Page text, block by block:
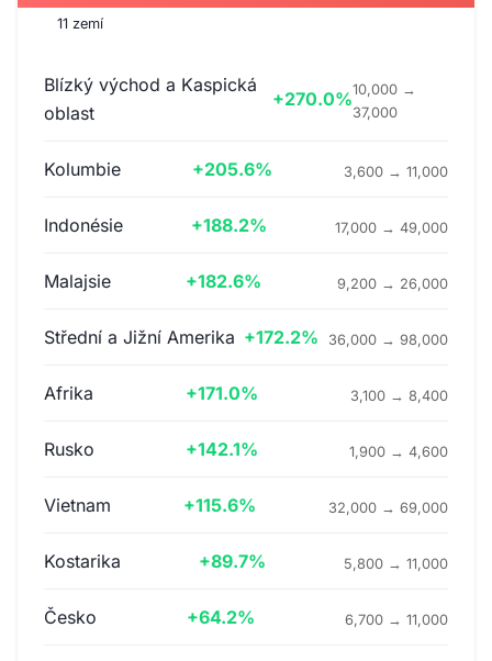
11 zemí
Blízký východ a Kaspická
oblast
+270.0%10,000 →
37,000
Kolumbie +205.6% 3,600 → 11,000
Indonésie +188.2% 17,000 → 49,000
Malajsie +182.6% 9,200 → 26,000
Střední a Jižní Amerika +172.2% 36,000 → 98,000
Afrika +171.0% 3,100 → 8,400
Rusko +142.1% 1,900 → 4,600
Vietnam +115.6% 32,000 → 69,000
Kostarika +89.7% 5,800 → 11,000
Česko +64.2% 6,700 → 11,000